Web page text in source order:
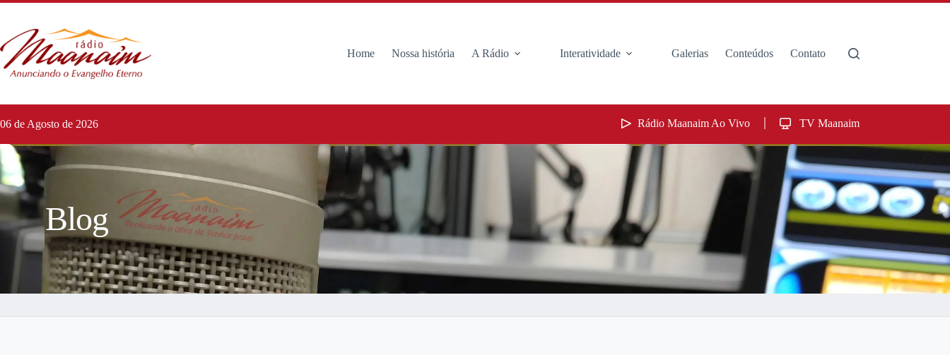
Home Nossa história A Rádio Interatividade Galerias Conteúdos Contato
06 de Agosto de 2026 Rádio Maanaim Ao Vivo TV Maanaim
Blog